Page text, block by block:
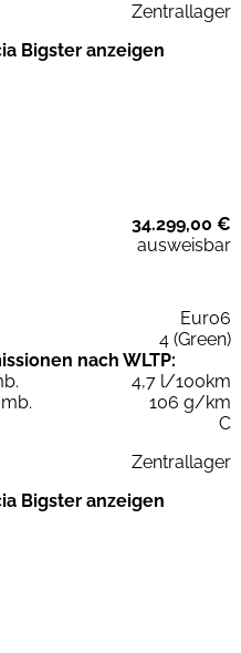
Zentrallager
Bigster anzeigen
34.299,00 €
ausweisbar
Euro6
4 (Green)
nach WLTP:
4,7 l/100km
106 g/km
C
Zentrallager
Bigster anzeigen